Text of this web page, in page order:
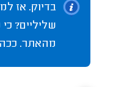
בדיוק. אז
שליליים?
מהאתר.